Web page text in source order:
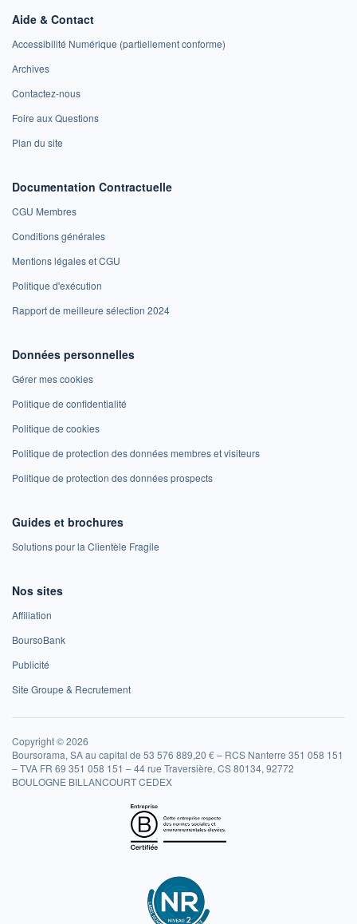
Aide & Contact
Accessibilité Numérique (partiellement conforme)
Archives
Contactez-nous
Foire aux Questions
Plan du site
Documentation Contractuelle
CGU Membres
Conditions générales
Mentions légales et CGU
Politique d'exécution
Rapport de meilleure sélection 2024
Données personnelles
Gérer mes cookies
Politique de confidentialité
Politique de cookies
Politique de protection des données membres et visiteurs
Politique de protection des données prospects
Guides et brochures
Solutions pour la Clientèle Fragile
Nos sites
Affiliation
BoursoBank
Publicité
Site Groupe & Recrutement
Copyright © 2026
Boursorama, SA au capital de 53 576 889,20 € – RCS Nanterre 351 058 151
– TVA FR 69 351 058 151 – 44 rue Traversière, CS 80134, 92772
BOULOGNE BILLANCOURT CEDEX